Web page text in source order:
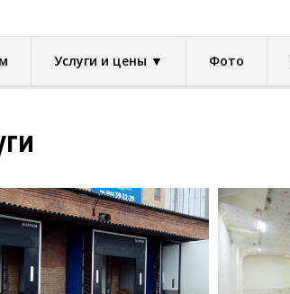
Услуги и цены ▼ Фото
ПОДРОБНЕЕ